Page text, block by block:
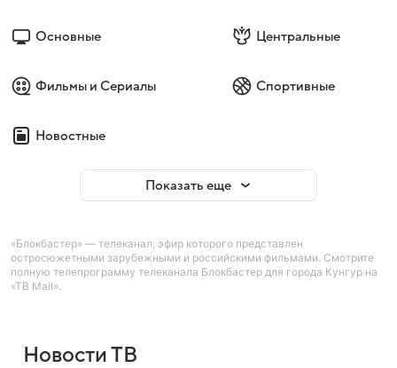
Основные Центральные
Фильмы и Сериалы Спортивные
Новостные
Показать еще
«Блокбастер» — телеканал, эфир которого представлен
остросюжетными зарубежными и российскими фильмами. Смотрите
полную телепрограмму телеканала Блокбастер для города Кунгур на
«ТВ Mail».
Новости ТВ